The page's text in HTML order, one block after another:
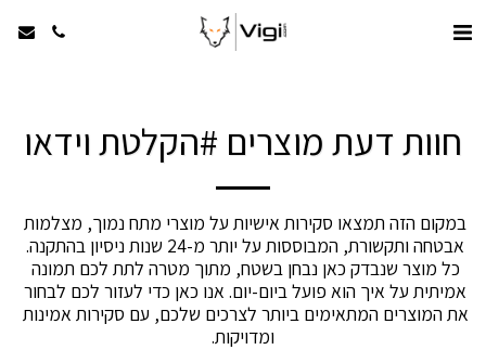
חוות דעת מוצרים #הקלטת וידאו
ומדויקות.